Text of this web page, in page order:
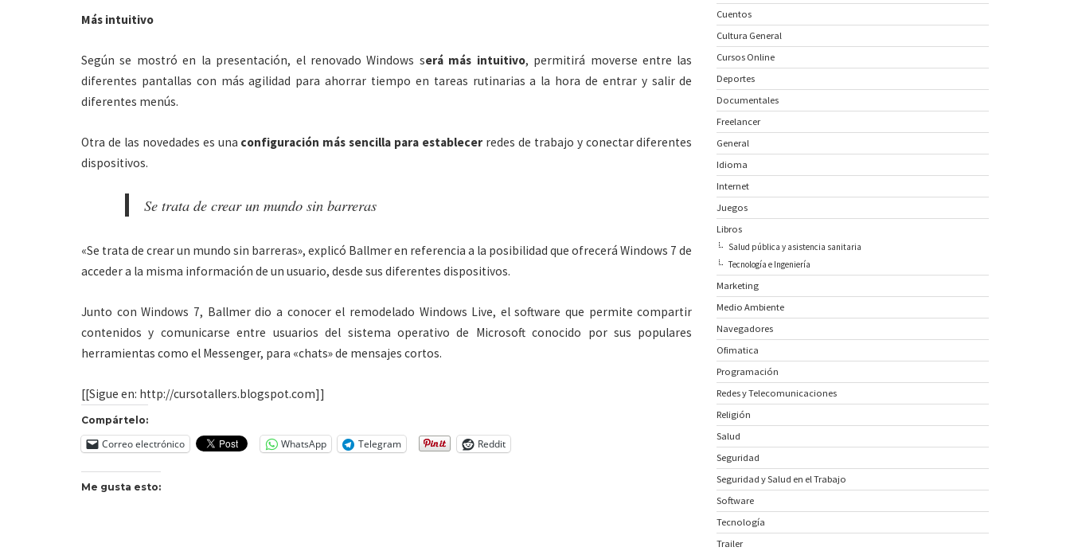
Más intuitivo
Según se mostró en la presentación, el renovado Windows será más intuitivo, permitirá moverse entre las
diferentes pantallas con más agilidad para ahorrar tiempo en tareas rutinarias a la hora de entrar y salir de
diferentes menús.
Otra de las novedades es una configuración más sencilla para establecer redes de trabajo y conectar diferentes
dispositivos.
Se trata de crear un mundo sin barreras
«Se trata de crear un mundo sin barreras», explicó Ballmer en referencia a la posibilidad que ofrecerá Windows 7 de
acceder a la misma información de un usuario, desde sus diferentes dispositivos.
Junto con Windows 7, Ballmer dio a conocer el remodelado Windows Live, el software que permite compartir
contenidos y comunicarse entre usuarios del sistema operativo de Microsoft conocido por sus populares
herramientas como el Messenger, para «chats» de mensajes cortos.
[[Sigue en: http://cursotallers.blogspot.com]]
Compártelo:
Correo electrónico WhatsApp Telegram Reddit
Me gusta esto:
Cuentos
Cultura General
Cursos Online
Deportes
Documentales
Freelancer
General
Idioma
Internet
Juegos
Libros
Salud pública y asistencia sanitaria
Tecnología e Ingeniería
Marketing
Medio Ambiente
Navegadores
Ofimatica
Programación
Redes y Telecomunicaciones
Religión
Salud
Seguridad
Seguridad y Salud en el Trabajo
Software
Tecnología
Trailer